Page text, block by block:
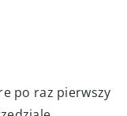
po raz pierwszy